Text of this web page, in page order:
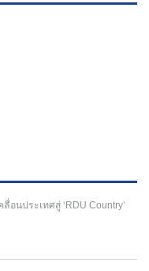
นประเทศสู่ ‘RDU Country’